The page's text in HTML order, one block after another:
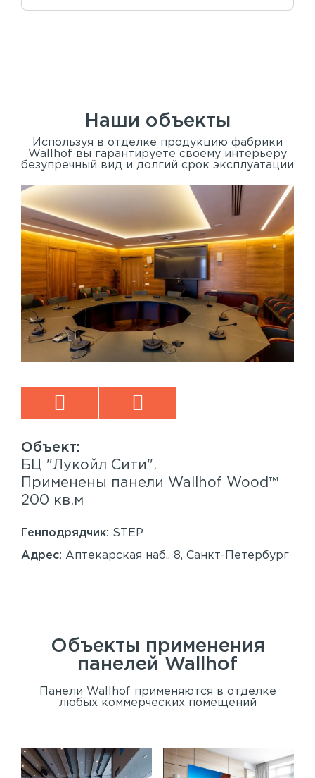
Наши объекты
Используя в отделке продукцию фабрики
Wallhof вы гарантируете своему интерьеру
безупречный вид и долгий срок эксплуатации
БЦ "Лукойл Сити".
Применены панели Wallhof Wood™
200 кв.м
Генподрядчик: STEP
Адрес: Аптекарская наб., 8, Санкт-Петербург
Объекты применения
панелей Wallhof
Панели Wallhof применяются в отделке
любых коммерческих помещений